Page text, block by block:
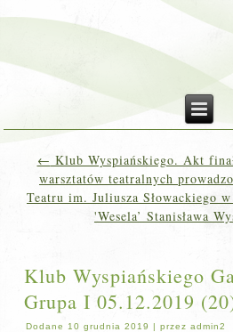
← Klub Wyspiańskiego. Akt
warsztatów teatralnych
Teatru im. Juliusza Słowackiego
'Wesela’ Stanisława
Klub Wyspiańskiego
Grupa I 05.12.2019
Dodane 10 grudnia 2019 |przez admin2